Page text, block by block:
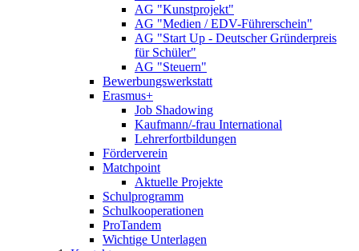
AG "Kunstprojekt"
AG "Medien / EDV-Führerschein"
AG "Start Up - Deutscher Gründerpreis
für Schüler"
AG "Steuern"
Bewerbungswerkstatt
Erasmus+
Job Shadowing
Kaufmann/-frau International
Lehrerfortbildungen
Förderverein
Matchpoint
Aktuelle Projekte
Schulprogramm
Schulkooperationen
ProTandem
Wichtige Unterlagen